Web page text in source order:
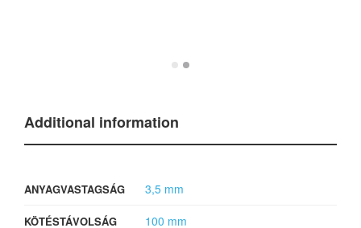
Additional information
ANYAGVASTAGSÁG 3,5 mm
KÖTÉSTÁVOLSÁG 100 mm